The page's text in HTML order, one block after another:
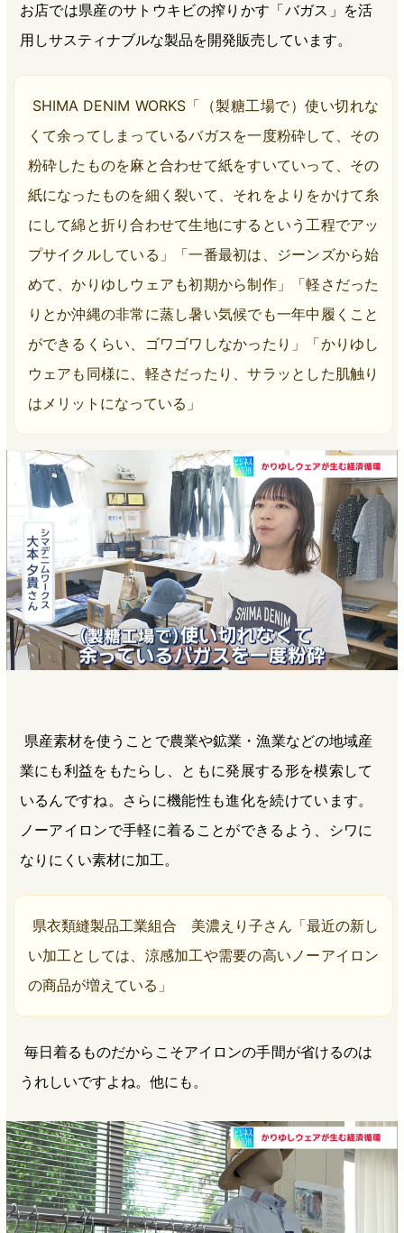
お店では県産のサトウキビの搾りかす「バガス」を活
用しサスティナブルな製品を開発販売しています。
SHIMA DENIM WORKS「（製糖工場で）使い切れな
くて余ってしまっているバガスを一度粉砕して、その
粉砕したものを麻と合わせて紙をすいていって、その
紙になったものを細く裂いて、それをよりをかけて糸
にして綿と折り合わせて生地にするという工程でアッ
プサイクルしている」「一番最初は、ジーンズから始
めて、かりゆしウェアも初期から制作」「軽さだった
りとか沖縄の非常に蒸し暑い気候でも一年中履くこと
ができるくらい、ゴワゴワしなかったり」「かりゆし
ウェアも同様に、軽さだったり、サラッとした肌触り
はメリットになっている」
県産素材を使うことで農業や鉱業・漁業などの地域産
業にも利益をもたらし、ともに発展する形を模索して
いるんですね。さらに機能性も進化を続けています。
ノーアイロンで手軽に着ることができるよう、シワに
なりにくい素材に加工。
県衣類縫製品工業組合 美濃えり子さん「最近の新し
い加工としては、涼感加工や需要の高いノーアイロン
の商品が増えている」
毎日着るものだからこそアイロンの手間が省けるのは
うれしいですよね。他にも。